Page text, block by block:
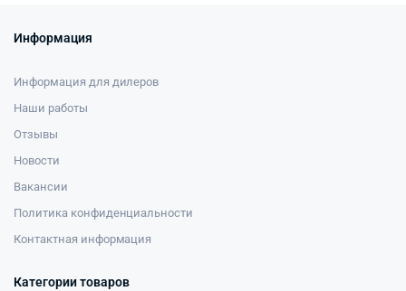
Информация
Информация для дилеров
Наши работы
Отзывы
Новости
Вакансии
Политика конфиденциальности
Контактная информация
Категории товаров